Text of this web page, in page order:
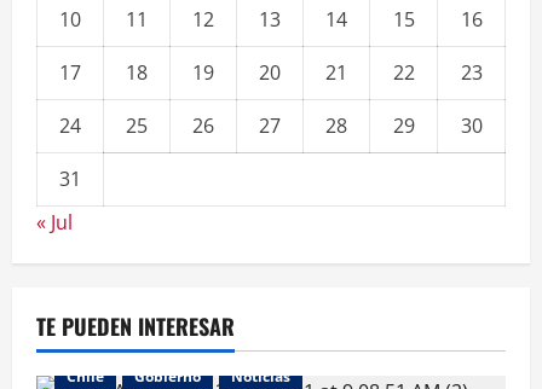
10
11 12 13 14 15
16
17
18 19 20 21 22
23
24
25 26 27 28 29
30
31
« Jul
TE PUEDEN INTERESAR
Chile Gobierno Noticias